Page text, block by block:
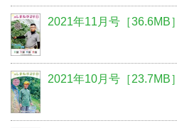
2021年11月号［36.6MB］
2021年10月号［23.7MB］